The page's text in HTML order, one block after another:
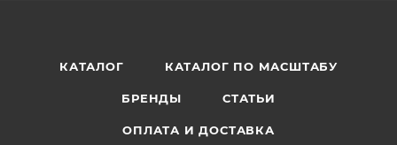
КАТАЛОГ КАТАЛОГ ПО МАСШТАБУ
БРЕНДЫ СТАТЬИ
ОПЛАТА И ДОСТАВКА